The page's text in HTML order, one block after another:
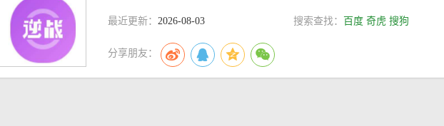
最近更新： 2026-08-03 搜索查找： 百度 奇虎 搜狗
分享朋友：